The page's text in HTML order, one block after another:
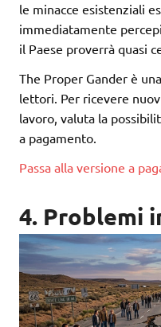
le minacce esistenziali
immediatamente
il Paese proverrà quasi
The Proper Gander è
lettori. Per ricevere
lavoro, valuta la
a pagamento.
Passa alla versione a
4. Problemi